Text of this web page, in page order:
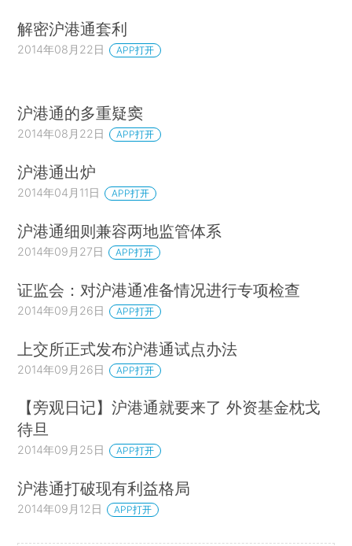
解密沪港通套利
2014年08月22日 APP打开
沪港通的多重疑窦
2014年08月22日 APP打开
沪港通出炉
2014年04月11日 APP打开
沪港通细则兼容两地监管体系
2014年09月27日 APP打开
证监会：对沪港通准备情况进行专项检查
2014年09月26日 APP打开
上交所正式发布沪港通试点办法
2014年09月26日 APP打开
【旁观日记】沪港通就要来了 外资基金枕戈
待旦
2014年09月25日 APP打开
沪港通打破现有利益格局
2014年09月12日 APP打开